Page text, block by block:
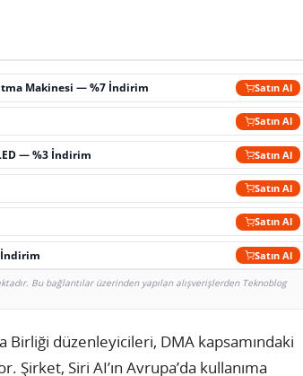
Makinesi — %7 İndirim Satın Al
Satın Al
— %3 İndirim Satın Al
Satın Al
Satın Al
İndirim Satın Al
Bu bağlantılar üzerinden yapılan alışverişlerden Teknoblog
Birliği düzenleyicileri, DMA kapsamındaki
Siri AI’ın Avrupa’da kullanıma